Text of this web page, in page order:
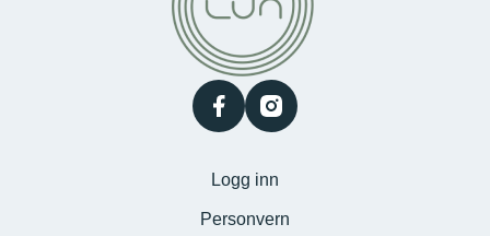
facebookinstagram
Logg inn
Personvern